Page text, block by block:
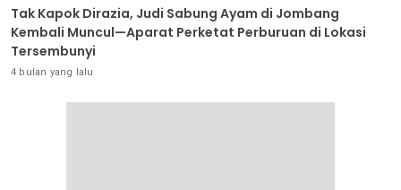
Tak Kapok Dirazia, Judi Sabung Ayam di Jombang
Kembali Muncul—Aparat Perketat Perburuan di Lokasi
Tersembunyi
4 bulan yang lalu